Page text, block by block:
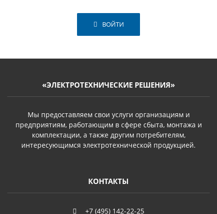
ВОЙТИ
«ЭЛЕКТРОТЕХНИЧЕСКИЕ РЕШЕНИЯ»
Мы предоставляем свои услуги организациям и
предприятиям, работающим в сфере сбыта, монтажа и
комплектации, а также другим потребителям,
интересующимся электротехнической продукцией.
КОНТАКТЫ
+7 (495) 142-22-25